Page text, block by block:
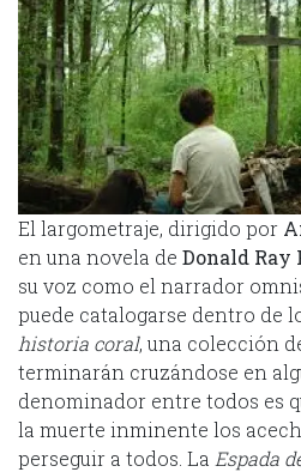
El largometraje, dirigido por
en una novela de Donald Ray
su voz como el narrador
puede catalogarse dentro de
historia coral, una colección
terminarán cruzándose en
denominador entre todos es
la muerte inminente los
perseguir a todos. La Espada